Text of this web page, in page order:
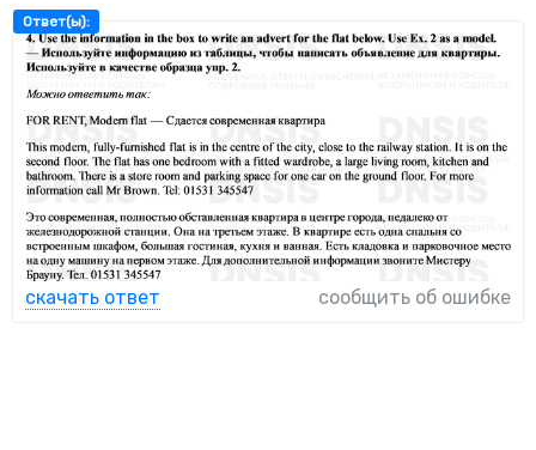
Ответ(ы):
скачать ответ сообщить об ошибке